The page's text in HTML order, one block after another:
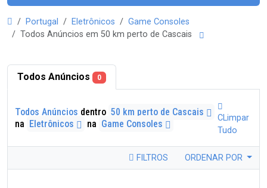
Portugal Eletrônicos
Game Consoles
Todos Anúncios em 50 km perto de Cascais
Todos Anúncios 0
Todos Anúncios dentro 50 km perto de Cascais
na Eletrônicos na Game Consoles
CLimpar
Tudo
FILTROS ORDENAR POR